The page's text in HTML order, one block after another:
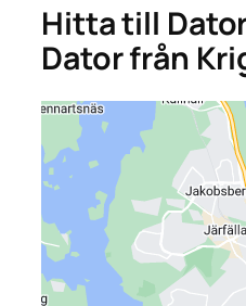
Hitta till
Dator från